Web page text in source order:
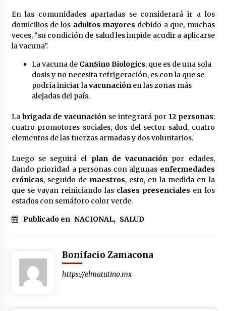
En las comunidades apartadas se considerará ir a los
domicilios de los adultos mayores debido a que, muchas
veces, “su condición de salud les impide acudir a aplicarse
la vacuna”.
La vacuna de CanSino Biologics, que es de una sola
dosis y no necesita refrigeración, es con la que se
podría iniciar lavacunación en las zonas más
alejadas del país.
La brigada de vacunación se integrará por 12 personas:
cuatro promotores sociales, dos del sector salud, cuatro
elementos de las fuerzas armadas y dos voluntarios.
Luego se seguirá el plan de vacunación por edades,
dando prioridad a personas con algunas enfermedades
crónicas, seguido de maestros, esto, en la medida en la
que se vayan reiniciando las clases presenciales en los
estados con semáforo color verde.
Publicado en NACIONAL, SALUD
Bonifacio Zamacona
https://elmatutino.mx